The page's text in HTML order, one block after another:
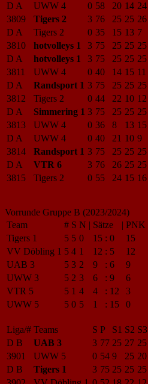
D A
UWW 4 0 58 20 14 24
3809
Tigers 2 3 76 25 25 26
D A
Tigers 2 0 35 15 13 7
3810
hotvolleys 1 3 75 25 25 25
D A
hotvolleys 1 3 75 25 25 25
3811
UWW 4 0 40 14 15 11
D A
Randsport 1 3 75 25 25 25
3812
Tigers 2 0 44 22 10 12
D A
Simmering 1 3 75 25 25 25
3813
UWW 4 0 36 8 13 15
D A
UWW 4 0 40 21 10 9
3814
Randsport 1 3 75 25 25 25
D A
VTR 6 3 76 26 25 25
3815
Tigers 2 0 55 24 15 16
Vorrunde Gruppe B (2023/2024)
Team
# S N | Sätze | PNK
Tigers 1
5 5 0 15 : 0
15
VV Döbling 1 5 4 1 12 : 5
12
UAB 3
5 3 2 9 : 6
9
UWW 3
5 2 3 6 : 9
6
VTR 5
5 1 4 4 : 12
3
UWW 5
5 0 5 1 : 15 0
Liga/# Teams S P S1 S2 S3
D B
UAB 3 3 77 25 27 25
3901
UWW 5 0 54 9 25 20
D B
Tigers 1 3 75 25 25 25